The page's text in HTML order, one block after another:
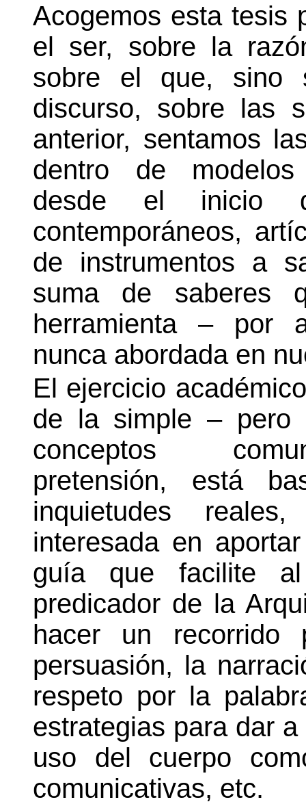
Acogemos esta tesis
el ser, sobre la
sobre el que, sino
discurso, sobre las
anterior, sentamos
dentro de modelos
desde el inicio
contemporáneos,
de instrumentos a
suma de saberes
herramienta – por
nunca abordada en
El ejercicio
de la simple – pero
conceptos
pretensión, está
inquietudes
interesada en
guía que facilite al
predicador de la
hacer un
persuasión, la
respeto por la
estrategias para dar
uso del cuerpo
comunicativas, etc.